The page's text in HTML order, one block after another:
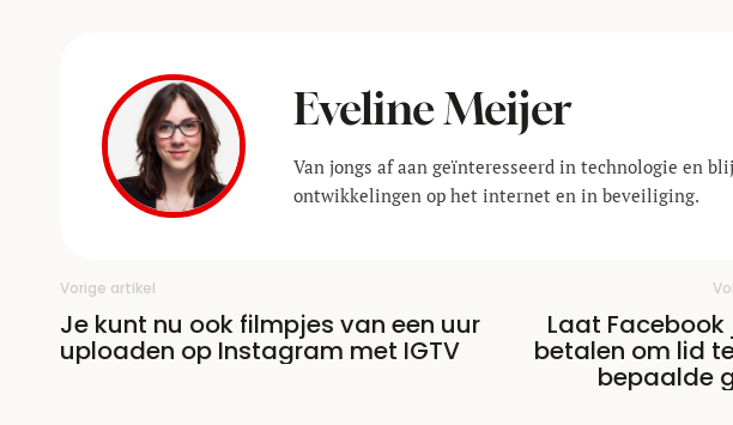
Eveline Meijer
Van jongs af aan geïnteresseerd in technologie en
ontwikkelingen op het internet en in beveiliging.
Vorige artikel
Je kunt nu ook filmpjes van een uur
uploaden op Instagram met IGTV
Laat Facebook
betalen om lid
bepaalde